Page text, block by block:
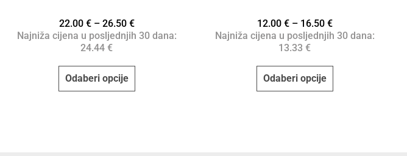
22.00 € – 26.50 €
Najniža cijena u posljednjih 30 dana:
24.44 €
Odaberi opcije
12.00 € – 16.50 €
Najniža cijena u posljednjih 30 dana:
13.33 €
Odaberi opcije